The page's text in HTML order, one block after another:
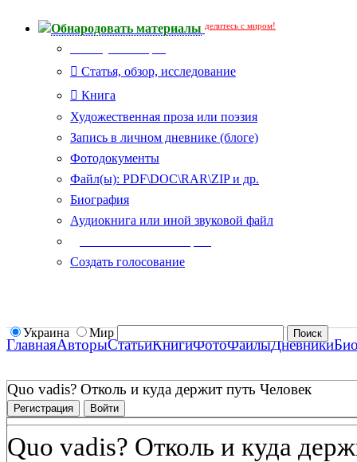
Обнародовать материалы делитесь с миром!
Статья, обзор, исследование
Книга
Художественная проза или поэзия
Запись в личном дневнике (блоге)
Фотодокументы
Файл(ы): PDF\DOC\RAR\ZIP и др.
Биография
Аудиокнига или иной звуковой файл
Создать голосование
Украина Мир
ГлавнаяАвторыСтатьиКнигиФотоФайлыДневники
Quo vadis? Отколь и куда держит путь Человек
Регистрация Войти
Quo vadis? Отколь и куда